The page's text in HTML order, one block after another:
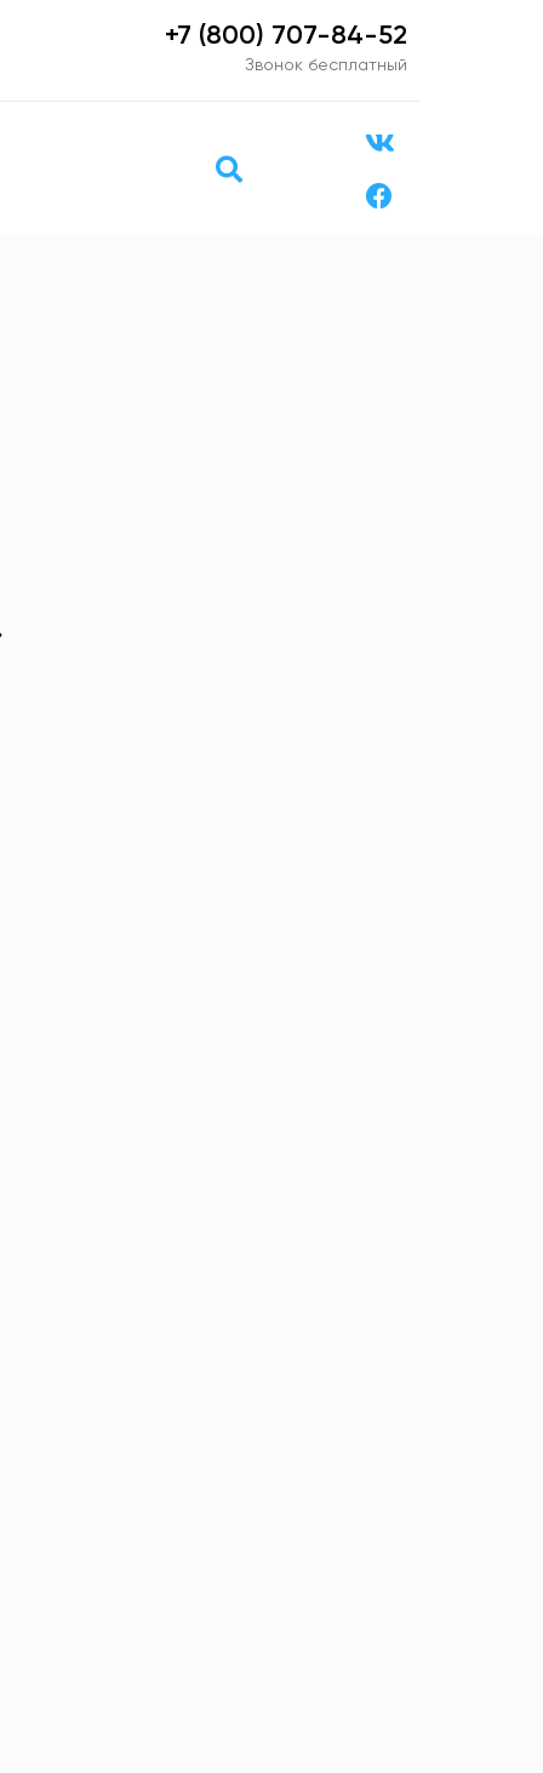
+7 (800) 707-84-52
Звонок бесплатный